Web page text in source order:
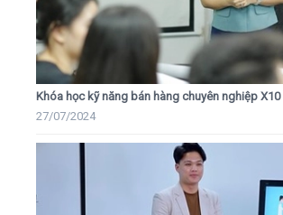
Khóa học kỹ năng bán hàng chuyên nghiệp
27/07/2024